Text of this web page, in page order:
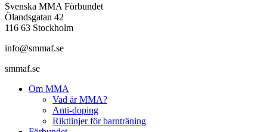
Svenska MMA Förbundet
Ölandsgatan 42
116 63 Stockholm
info@smmaf.se
smmaf.se
Om MMA
Vad är MMA?
Anti-doping
Riktlinjer för barnträning